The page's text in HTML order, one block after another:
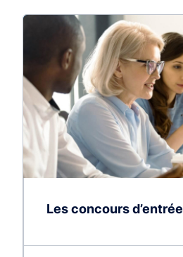
Les concours d’entrée